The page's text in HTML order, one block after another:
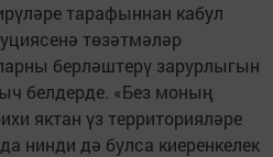
тарафыннан кабул
төзәтмәләр
берләштерү зарурлыгын
белдерде. «Без моның
яктан үз территорияләре
нинди дә булса киеренкелек